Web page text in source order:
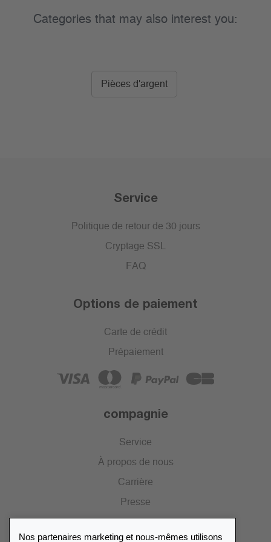
Categories that may also interest you:
Pièces d'argent
Service
Politique de retour de 30 jours
Cryptage SSL
FAQ
Options de paiement
Carte de crédit
Prépaiement
compagnie
Service
À propos de nous
Carrière
Presse
Nos partenaires marketing et nous-mêmes utilisons